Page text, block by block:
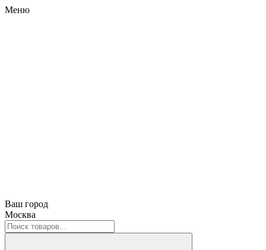
Меню
Ваш город
Москва